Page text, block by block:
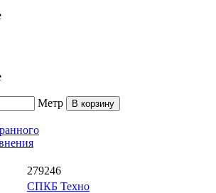
Метр
В корзину
279246
СПКБ Техно